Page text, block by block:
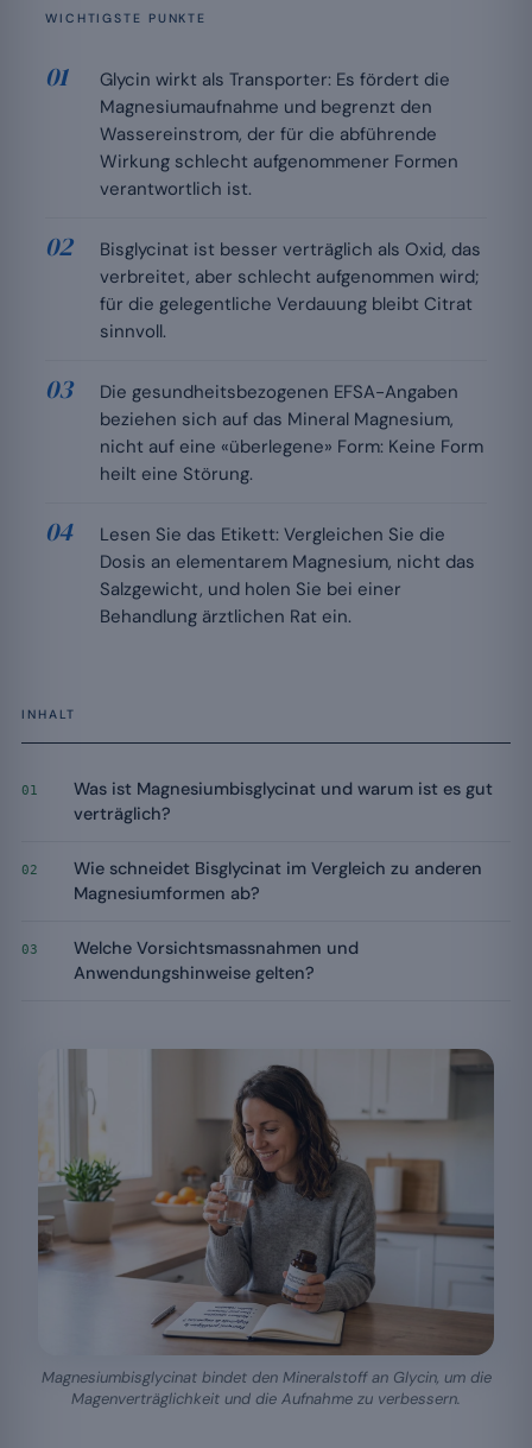
WICHTIGSTE PUNKTE
Glycin wirkt als Transporter: Es fördert die
Magnesiumaufnahme und begrenzt den
Wassereinstrom, der für die abführende
Wirkung schlecht aufgenommener Formen
verantwortlich ist.
Bisglycinat ist besser verträglich als Oxid, das
verbreitet, aber schlecht aufgenommen wird;
für die gelegentliche Verdauung bleibt Citrat
sinnvoll.
Die gesundheitsbezogenen EFSA-Angaben
beziehen sich auf das Mineral Magnesium,
nicht auf eine «überlegene» Form: Keine Form
heilt eine Störung.
Lesen Sie das Etikett: Vergleichen Sie die
Dosis an elementarem Magnesium, nicht das
Salzgewicht, und holen Sie bei einer
Behandlung ärztlichen Rat ein.
INHALT
01
Was ist Magnesiumbisglycinat und warum ist es gut
verträglich?
02
Wie schneidet Bisglycinat im Vergleich zu anderen
Magnesiumformen ab?
03
Welche Vorsichtsmassnahmen und
Anwendungshinweise gelten?
Magnesiumbisglycinat bindet den Mineralstoff an Glycin, um die
Magenverträglichkeit und die Aufnahme zu verbessern.